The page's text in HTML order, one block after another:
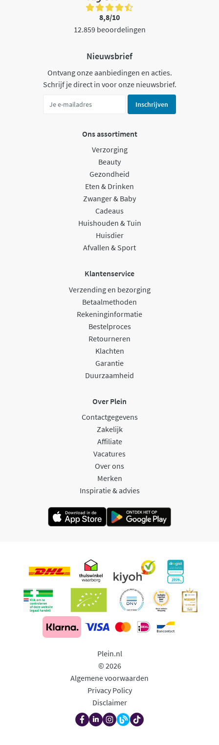
8,8/10
12.859 beoordelingen
Nieuwsbrief
Ontvang onze aanbiedingen en acties.
Schrijf je direct in voor onze nieuwsbrief.
Inschrijven
Ons assortiment
Verzorging
Beauty
Gezondheid
Eten & Drinken
Zwanger & Baby
Cadeaus
Huishouden & Tuin
Huisdier
Afvallen & Sport
Klantenservice
Verzending en bezorging
Betaalmethoden
Rekeninginformatie
Bestelproces
Retourneren
Klachten
Garantie
Duurzaamheid
Over Plein
Contactgegevens
Zakelijk
Affiliate
Vacatures
Over ons
Merken
Inspiratie & advies
Plein.nl
© 2026
Algemene voorwaarden
Privacy Policy
Disclaimer